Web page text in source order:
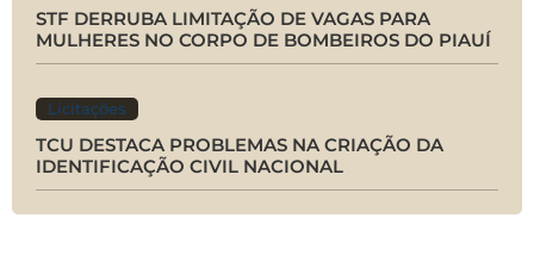
STF DERRUBA LIMITAÇÃO DE VAGAS PARA
MULHERES NO CORPO DE BOMBEIROS DO PIAUÍ
Licitações
TCU DESTACA PROBLEMAS NA CRIAÇÃO DA
IDENTIFICAÇÃO CIVIL NACIONAL